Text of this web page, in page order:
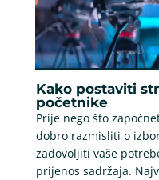
Kako postaviti
početnike
Prije nego što
dobro razmisliti o
zadovoljiti vaše
prijenos sadržaja.